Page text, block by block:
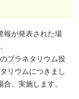
報が発表された場
プラネタリウム投
リウムにつきまし
、実施します。